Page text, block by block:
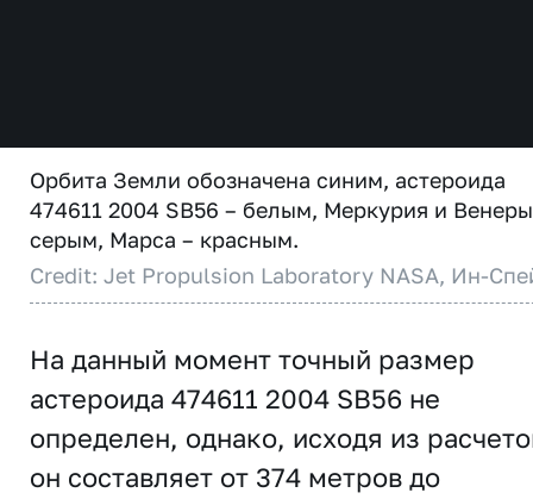
Орбита Земли обозначена синим, астероида
474611 2004 SB56 – белым, Меркурия и
серым, Марса – красным.
Credit: Jet Propulsion Laboratory NASA, Ин-
На данный момент точный размер
астероида 474611 2004 SB56 не
определен, однако, исходя из
он составляет от 374 метров до